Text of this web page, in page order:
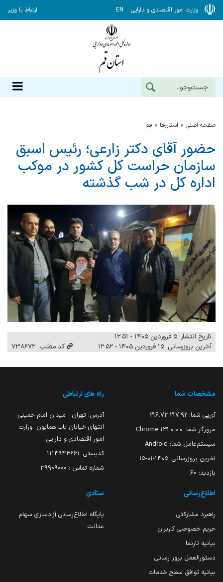
وزارت امور اقتصادی و دارایی EN ارتباط با وزیر
صفحه اصلی استان‌ها قم
حضور آقای دکتر زارعی؛ رئیس اسبق
سازمان حراست کل کشور در موکب
اداره کل‌ در شب گذشته
تاریخ انتشار: ۵ فروردین ۱۴۰۵ - ۱۲:۵۱
آخرین بروزرسانی: ۱۵ فروردین ۱۴۰۵ - ۱۲:۵۲
کد مطلب: 738672
مشخصات شما
آی‌پی شما: 216.73.217.92
مرورگر شما: 131.0.0.0 Chrome
سیستم‌عامل شما: Android
آخرین بروزرسانی: ۱۴۰۵-۰۱-۱۵
بازدید: 60
راه های ارتباطی
آدرس: تهران - میدان امام خمینی-
انتهای خیابان باب همایون- وزارت
امور اقتصادی و دارایی
کدپستی: ۱۱۱۴۹۴۳۶۶۱
شماره تماس : 39909000
اطلاع‌رسانی
راهبرد مشارکتی
حریم خصوصی کاربران
بیانیه تارنما
دستورالعمل بروز رسانی
بیانیه توافق سطح خدمات
ستادی
پایگاه اطلاع‌رسانی آزادسازی سهام
عدالت